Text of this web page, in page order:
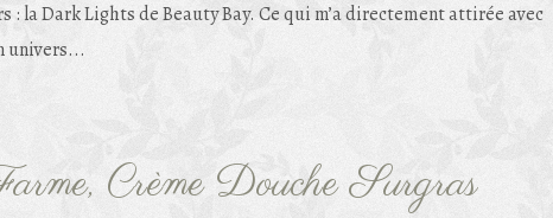
: la Dark Lights de Beauty Bay. Ce qui m’a directement attirée avec
univers...
Crème Douche Surgras